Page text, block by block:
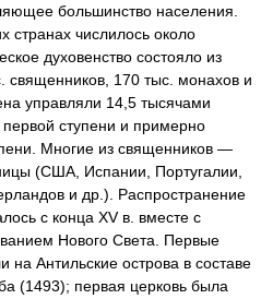
большинство населения.
странах числилось около
духовенство состояло из
священников, 170 тыс. монахов и
управляли 14,5 тысячами
ступени и примерно
Многие из священников —
(США, Испании, Португалии,
и др.). Распространение
с конца XV в. вместе с
Нового Света. Первые
Антильские острова в составе
(1493); первая церковь была